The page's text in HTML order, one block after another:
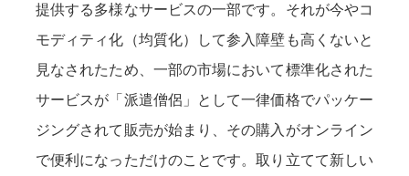
提供する多様なサービスの一部です。それが今やコ
モディティ化（均質化）して参入障壁も高くないと
見なされたため、一部の市場において標準化された
サービスが「派遣僧侶」として一律価格でパッケー
ジングされて販売が始まり、その購入がオンライン
で便利になっただけのことです。取り立てて新しい